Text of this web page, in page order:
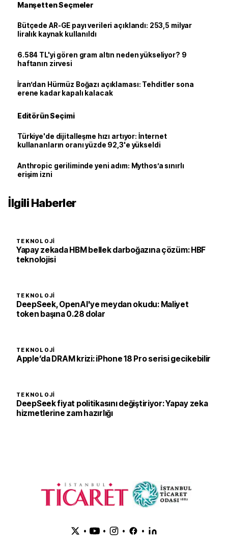
Manşetten Seçmeler
Bütçede AR-GE payı verileri açıklandı: 253,5 milyar
liralık kaynak kullanıldı
6.584 TL'yi gören gram altın neden yükseliyor? 9
haftanın zirvesi
İran’dan Hürmüz Boğazı açıklaması: Tehditler sona
erene kadar kapalı kalacak
Editörün Seçimi
Türkiye'de dijitalleşme hızı artıyor: İnternet
kullananların oranı yüzde 92,3'e yükseldi
Anthropic geriliminde yeni adım: Mythos’a sınırlı
erişim izni
İlgili Haberler
TEKNOLOJI
Yapay zekada HBM bellek darboğazına çözüm: HBF
teknolojisi
TEKNOLOJI
DeepSeek, OpenAI'ye meydan okudu: Maliyet
token başına 0.28 dolar
TEKNOLOJI
Apple’da DRAM krizi: iPhone 18 Pro serisi gecikebilir
TEKNOLOJI
DeepSeek fiyat politikasını değiştiriyor: Yapay zeka
hizmetlerine zam hazırlığı
• • • •